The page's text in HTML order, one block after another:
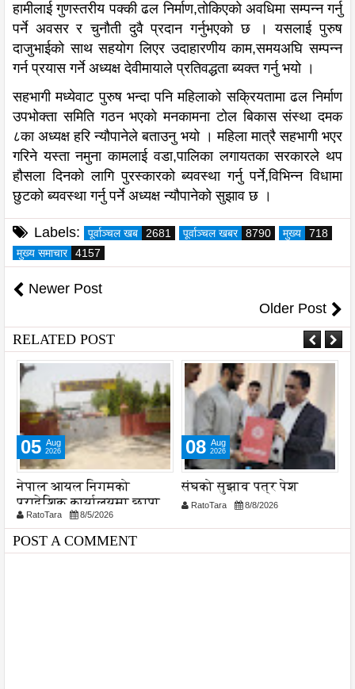
हामीलाई गुणस्तरीय पक्की ढल निर्माण,तोकिएको अवधिमा सम्पन्न गर्नु
पर्ने अवसर र चुनौती दुवै प्रदान गर्नुभएको छ । यसलाई पुरुष
दाजुभाईको साथ सहयोग लिएर उदाहारणीय काम,समयअघि सम्पन्न
गर्न प्रयास गर्ने अध्यक्ष देवीमायाले प्रतिवद्धता ब्यक्त गर्नु भयो ।
सहभागी मध्येवाट पुरुष भन्दा पनि महिलाको सक्रियतामा ढल निर्माण
उपभोक्ता समिति गठन भएको मनकामना टोल बिकास संस्था दमक
८का अध्यक्ष हरि न्यौपानेले बताउनु भयो । महिला मात्रै सहभागी भएर
गरिने यस्ता नमुना कामलाई वडा,पालिका लगायतका सरकारले थप
हौसला दिनको लागि पुरस्कारको ब्यवस्था गर्नु पर्ने,विभिन्न विधामा
छुटको ब्यवस्था गर्नु पर्ने अध्यक्ष न्यौपानेको सुझाव छ ।
Labels: पूर्वाञ्चल खब 2681 पूर्वाञ्चल खबर 8790 मुख्य
718
मुख्य समाचार
4157
Newer Post
Older Post
RELATED POST
05 Aug
2026
नेपाल आयल निगमको
प्रादेशिक कार्यालयमा छापा
RatoTara 8/5/2026
08 Aug
2026
संघको सुझाव पत्र पेश
RatoTara 8/8/2026
POST A COMMENT